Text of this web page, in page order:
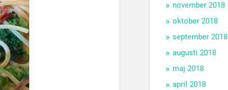
november 2018
oktober 2018
september 2018
augusti 2018
maj 2018
april 2018